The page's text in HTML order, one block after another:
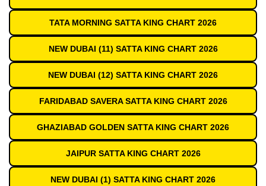
TATA MORNING SATTA KING CHART 2026
NEW DUBAI (11) SATTA KING CHART 2026
NEW DUBAI (12) SATTA KING CHART 2026
FARIDABAD SAVERA SATTA KING CHART 2026
GHAZIABAD GOLDEN SATTA KING CHART 2026
JAIPUR SATTA KING CHART 2026
NEW DUBAI (1) SATTA KING CHART 2026